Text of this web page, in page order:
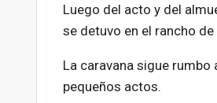
Luego del acto y del
se detuvo en el rancho
La caravana sigue rumbo
pequeños actos.